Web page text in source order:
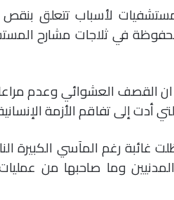
لأسباب تتعلق بنقص
في ثلاجات مشارح
ان القصف العشوائي وعدم
أدت إلى تفاقم الأزمة
غائبة رغم المآسي الكبيرة
وما صاحبها من